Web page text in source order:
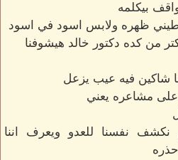
بيكلمه
ظهره ولابس اسود في اسود
من كده دكتور خالد هيشوفنا
فيه عيب يزعل
مشاعره يعني
نفسنا للعدو ويعرف اننا